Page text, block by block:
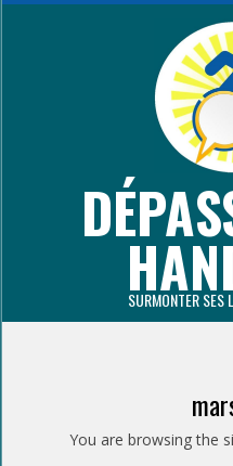
SURMONTER SES
You are browsing the